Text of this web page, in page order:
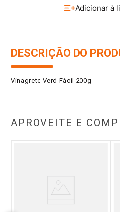
DESCRIÇÃO DO
Vinagrete Verd Fácil 200g
APROVEITE E